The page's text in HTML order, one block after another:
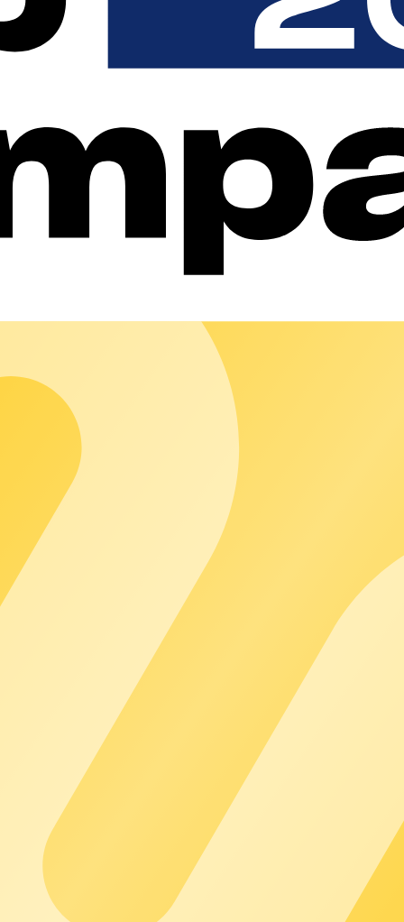
elettrica un'esperienza di ricarica comoda con il tuo
puoi far sentire i tuoi clienti parte del tuo brand offrendo
a chi guida un'auto elettrica di accedere alla tua infrastruttura
preferiti e la facile ricerca e selezione delle stazioni di
segnalare guasti, aggiungere strumenti di
un'esperienza di ricarica fluida e intuitiva, che ti aiuterà a
da qualsiasi luogo
navigare direttamente verso di esse
puoi far sentire i tuoi clienti parte del tuo brand offrendo
a chi guida un'auto elettrica di accedere alla tua infrastruttura
preferiti e la facile ricerca e selezione delle stazioni di
segnalare guasti, aggiungere strumenti di
un'esperienza di ricarica fluida e intuitiva, che ti aiuterà a
da qualsiasi luogo
navigare direttamente verso di esse